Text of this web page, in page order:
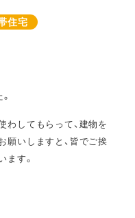
住宅
わしてもらって、建物を
願いしますと、皆でご挨
ます。